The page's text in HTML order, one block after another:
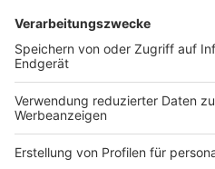
Wir
Zustimmung, um
Video-
Wir verwenden
Drittanbieters,
einzubetten.
Daten zu